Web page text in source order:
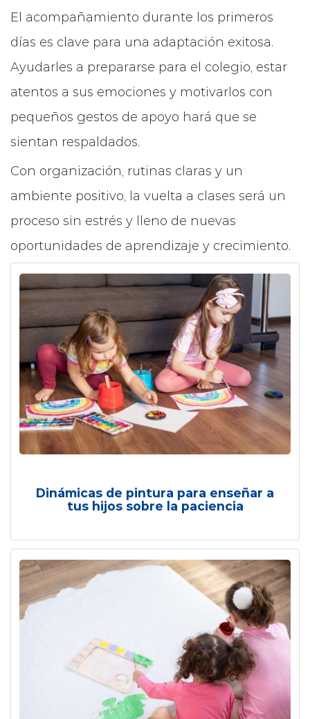
El acompañamiento durante los primeros
días es clave para una adaptación exitosa.
Ayudarles a prepararse para el colegio, estar
atentos a sus emociones y motivarlos con
pequeños gestos de apoyo hará que se
sientan respaldados.
Con organización, rutinas claras y un
ambiente positivo, la vuelta a clases será un
proceso sin estrés y lleno de nuevas
oportunidades de aprendizaje y crecimiento.
Dinámicas de pintura para enseñar a
tus hijos sobre la paciencia